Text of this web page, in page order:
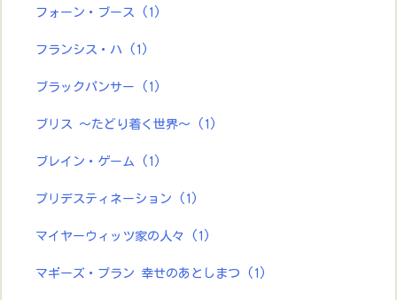
フォーン・ブース (1)
フランシス・ハ (1)
ブラックパンサー (1)
ブリス ～たどり着く世界～ (1)
ブレイン・ゲーム (1)
プリデスティネーション (1)
マイヤーウィッツ家の人々 (1)
マギーズ・プラン 幸せのあとしまつ (1)